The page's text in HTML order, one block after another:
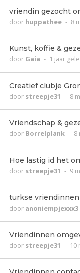
vriendin gezocht
door huppathee - 8
Kunst, koffie &
door Gaia - 1 jaar
Creatief clubje
door streepje31 - 8
Vriendschap &
door Borrelplank - 8
Hoe lastig id het
door streepje31 - 9
turkse vriendinnen
door anoniempjexxx3
Vriendinnen
door streepje31 - 10